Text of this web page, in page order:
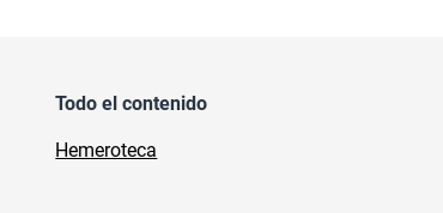
Todo el contenido
Hemeroteca